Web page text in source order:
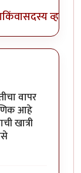
किंवासदस्य व्हा
byसुबोध खरे
वापर
आहे
खात्री